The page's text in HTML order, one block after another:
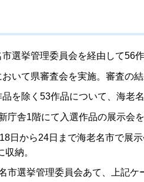
選挙管理委員会を経由して56
いて県審査会を実施。審査の
を除く53作品について、海老
庁舎1階にて入選作品の展示会
日から24日まで海老名市で展
納。
市選挙管理委員会あて、上記ケ